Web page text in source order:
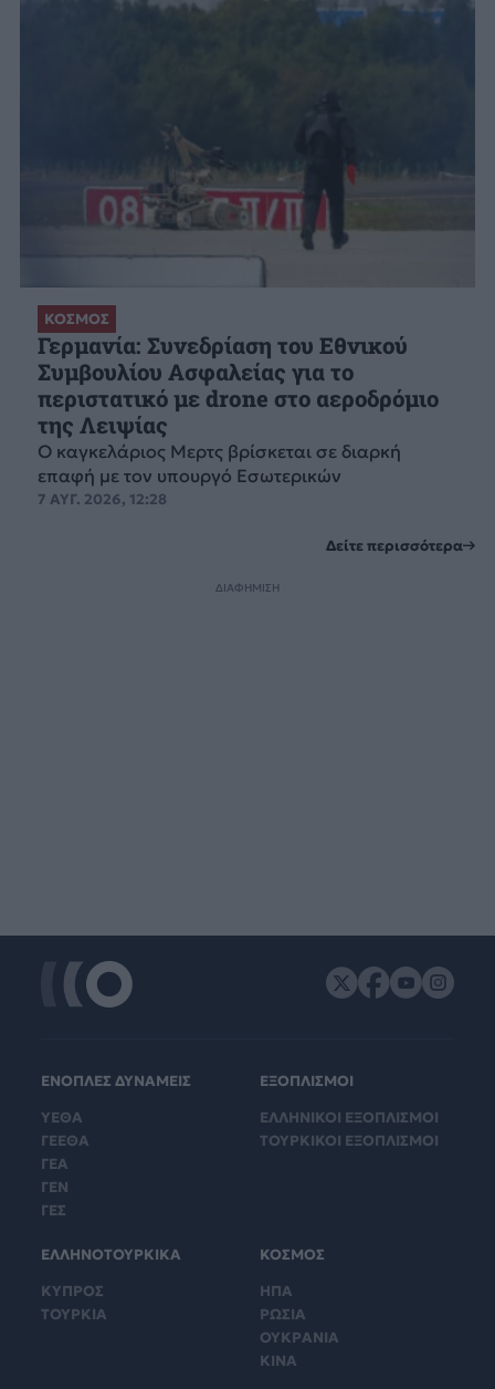
ΚΟΣΜΟΣ
Γερμανία: Συνεδρίαση του Εθνικού
Συμβουλίου Ασφαλείας για το
περιστατικό με drone στο αεροδρόμιο
της Λειψίας
Ο καγκελάριος Μερτς βρίσκεται σε διαρκή
επαφή με τον υπουργό Εσωτερικών
7 ΑΥΓ. 2026, 12:28
Δείτε περισσότερα
ΔΙΑΦΗΜΙΣΗ
ΕΝΟΠΛΕΣ ΔΥΝΑΜΕΙΣ
ΥΕΘΑ
ΓΕΕΘΑ
ΓΕΑ
ΓΕΝ
ΓΕΣ
ΕΞΟΠΛΙΣΜΟΙ
ΕΛΛΗΝΙΚΟΙ ΕΞΟΠΛΙΣΜΟΙ
ΤΟΥΡΚΙΚΟΙ ΕΞΟΠΛΙΣΜΟΙ
ΕΛΛΗΝΟΤΟΥΡΚΙΚΑ
ΚΥΠΡΟΣ
ΤΟΥΡΚΙΑ
ΚΟΣΜΟΣ
ΗΠΑ
ΡΩΣΙΑ
ΟΥΚΡΑΝΙΑ
ΚΙΝΑ